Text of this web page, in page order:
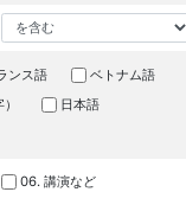
ンス語
ベトナム語
日本語
06. 講演など